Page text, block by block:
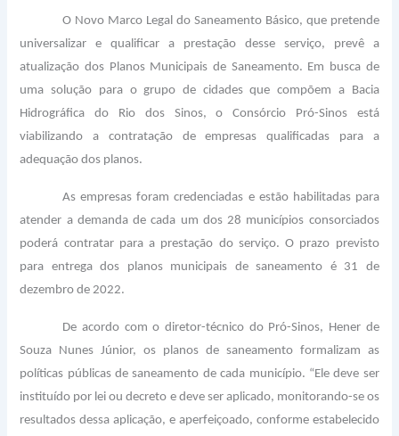
O Novo Marco Legal do Saneamento Básico, que pretende
universalizar e qualificar a prestação desse serviço, prevê a
atualização dos Planos Municipais de Saneamento. Em busca de
uma solução para o grupo de cidades que compõem a Bacia
Hidrográfica do Rio dos Sinos, o Consórcio Pró-Sinos está
viabilizando a contratação de empresas qualificadas para a
adequação dos planos.
As empresas foram credenciadas e estão habilitadas para
atender a demanda de cada um dos 28 municípios consorciados
poderá contratar para a prestação do serviço. O prazo previsto
para entrega dos planos municipais de saneamento é 31 de
dezembro de 2022.
De acordo com o diretor-técnico do Pró-Sinos, Hener de
Souza Nunes Júnior, os planos de saneamento formalizam as
políticas públicas de saneamento de cada município. “Ele deve ser
instituído por lei ou decreto e deve ser aplicado, monitorando-se os
resultados dessa aplicação, e aperfeiçoado, conforme estabelecido